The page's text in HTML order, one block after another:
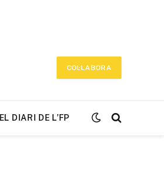
COL·LABORA
EL DIARI DE L’FP